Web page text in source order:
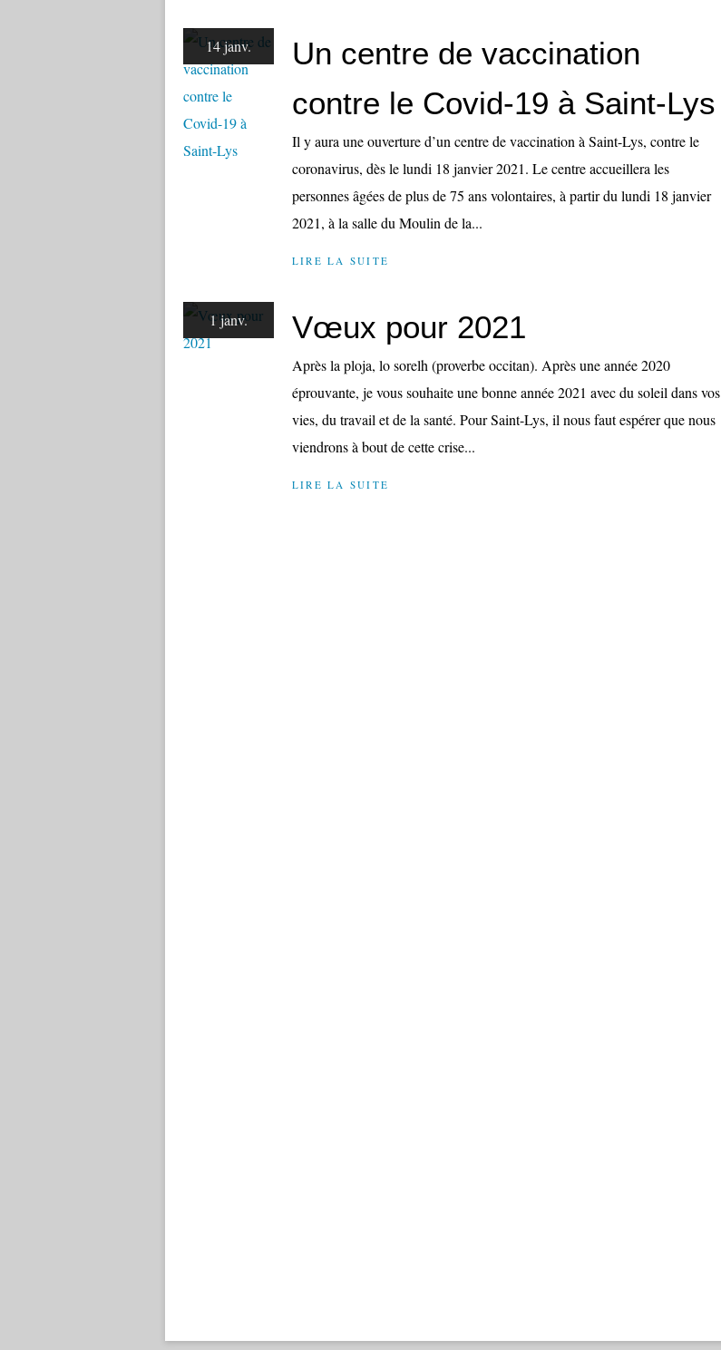
14 janv.
Un centre de vaccination
contre le Covid-19 à Saint-Lys
Il y aura une ouverture d’un centre de vaccination à Saint-Lys, contre le
coronavirus, dès le lundi 18 janvier 2021. Le centre accueillera les
personnes âgées de plus de 75 ans volontaires, à partir du lundi 18 janvier
2021, à la salle du Moulin de la...
LIRE LA SUITE
1 janv. Vœux pour 2021
Après la ploja, lo sorelh (proverbe occitan). Après une année 2020
éprouvante, je vous souhaite une bonne année 2021 avec du soleil dans vos
vies, du travail et de la santé. Pour Saint-Lys, il nous faut espérer que nous
viendrons à bout de cette crise...
LIRE LA SUITE